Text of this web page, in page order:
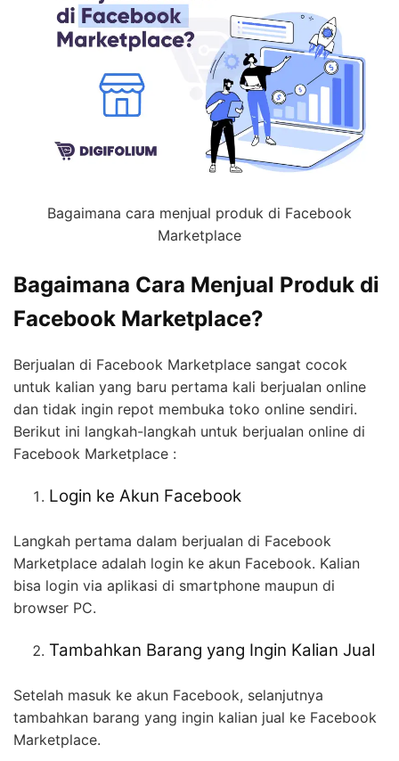
Bagaimana cara menjual produk di Facebook
Marketplace
Bagaimana Cara Menjual Produk di
Facebook Marketplace?
Berjualan di Facebook Marketplace sangat cocok
untuk kalian yang baru pertama kali berjualan online
dan tidak ingin repot membuka toko online sendiri.
Berikut ini langkah-langkah untuk berjualan online di
Facebook Marketplace :
Login ke Akun Facebook
Langkah pertama dalam berjualan di Facebook
Marketplace adalah login ke akun Facebook. Kalian
bisa login via aplikasi di smartphone maupun di
browser PC.
Tambahkan Barang yang Ingin Kalian Jual
Setelah masuk ke akun Facebook, selanjutnya
tambahkan barang yang ingin kalian jual ke Facebook
Marketplace.